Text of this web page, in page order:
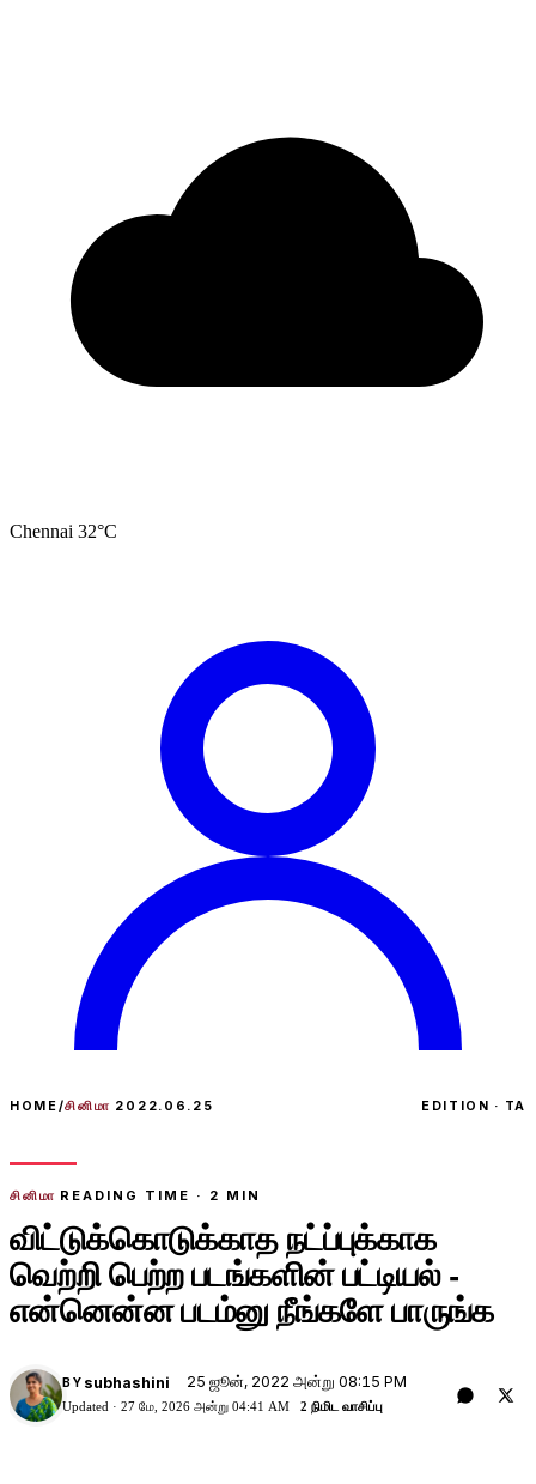
Chennai 32°C
HOME/சினிமா 2022.06.25 EDITION · TA
சினிமா READING TIME · 2 MIN
விட்டுக்கொடுக்காத நட்ப்புக்காக
வெற்றி பெற்ற படங்களின் பட்டியல் -
என்னென்ன படம்னு நீங்களே பாருங்க
BY subhashini 25 ஜூன், 2022 அன்று 08:15 PM
Updated · 27 மே, 2026 அன்று 04:41 AM 2 நிமிட வாசிப்பு